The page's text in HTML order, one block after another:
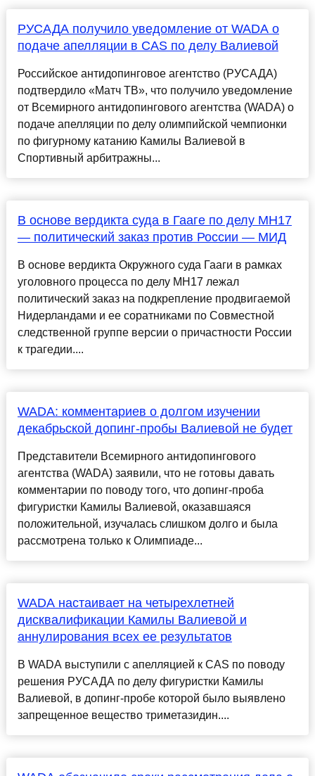
РУСАДА получило уведомление от WADA о
подаче апелляции в CAS по делу Валиевой
Российское антидопинговое агентство (РУСАДА)
подтвердило «Матч ТВ», что получило уведомление
от Всемирного антидопингового агентства (WADA) о
подаче апелляции по делу олимпийской чемпионки
по фигурному катанию Камилы Валиевой в
Спортивный арбитражны...
В основе вердикта суда в Гааге по делу МН17
— политический заказ против России — МИД
В основе вердикта Окружного суда Гааги в рамках
уголовного процесса по делу МН17 лежал
политический заказ на подкрепление продвигаемой
Нидерландами и ее соратниками по Совместной
следственной группе версии о причастности России
к трагедии....
WADA: комментариев о долгом изучении
декабрьской допинг-пробы Валиевой не будет
Представители Всемирного антидопингового
агентства (WADA) заявили, что не готовы давать
комментарии по поводу того, что допинг-проба
фигуристки Камилы Валиевой, оказавшаяся
положительной, изучалась слишком долго и была
рассмотрена только к Олимпиаде...
WADA настаивает на четырехлетней
дисквалификации Камилы Валиевой и
аннулирования всех ее результатов
В WADA выступили с апелляцией к CAS по поводу
решения РУСАДА по делу фигуристки Камилы
Валиевой, в допинг-пробе которой было выявлено
запрещенное вещество триметазидин....